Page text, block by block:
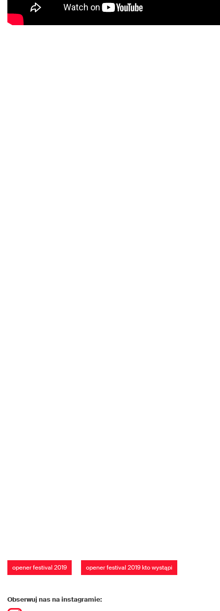
opener festival 2019 opener festival 2019 kto wystąpi
Obserwuj nas na instagramie: